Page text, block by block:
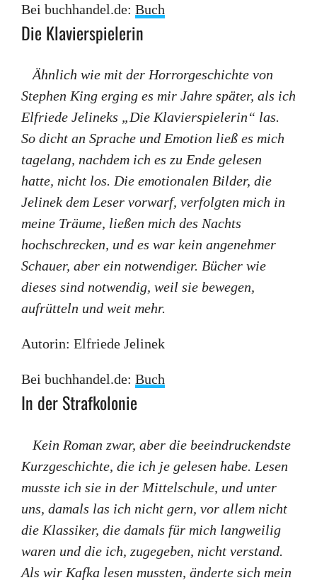
Bei buchhandel.de: Buch
Die Klavierspielerin
Ähnlich wie mit der Horrorgeschichte von
Stephen King erging es mir Jahre später, als ich
Elfriede Jelineks „Die Klavierspielerin“ las.
So dicht an Sprache und Emotion ließ es mich
tagelang, nachdem ich es zu Ende gelesen
hatte, nicht los. Die emotionalen Bilder, die
Jelinek dem Leser vorwarf, verfolgten mich in
meine Träume, ließen mich des Nachts
hochschrecken, und es war kein angenehmer
Schauer, aber ein notwendiger. Bücher wie
dieses sind notwendig, weil sie bewegen,
aufrütteln und weit mehr.
Autorin: Elfriede Jelinek
Bei buchhandel.de: Buch
In der Strafkolonie
Kein Roman zwar, aber die beeindruckendste
Kurzgeschichte, die ich je gelesen habe. Lesen
musste ich sie in der Mittelschule, und unter
uns, damals las ich nicht gern, vor allem nicht
die Klassiker, die damals für mich langweilig
waren und die ich, zugegeben, nicht verstand.
Als wir Kafka lesen mussten, änderte sich mein